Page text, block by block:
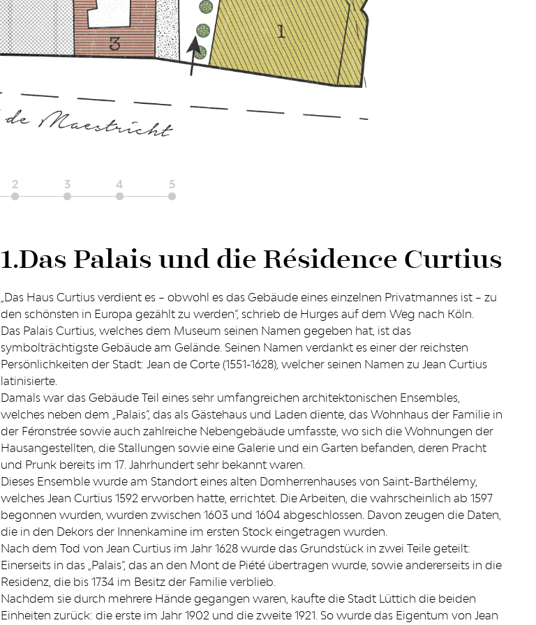
1.Das Palais und die Résidence Curtius
„Das Haus Curtius verdient es – obwohl es das Gebäude eines einzelnen Privatmannes ist – zu
den schönsten in Europa gezählt zu werden“, schrieb de Hurges auf dem Weg nach Köln.
Das Palais Curtius, welches dem Museum seinen Namen gegeben hat, ist das
symbolträchtigste Gebäude am Gelände. Seinen Namen verdankt es einer der reichsten
Persönlichkeiten der Stadt: Jean de Corte (1551-1628), welcher seinen Namen zu Jean Curtius
latinisierte.
Damals war das Gebäude Teil eines sehr umfangreichen architektonischen Ensembles,
welches neben dem „Palais“, das als Gästehaus und Laden diente, das Wohnhaus der Familie in
der Féronstrée sowie auch zahlreiche Nebengebäude umfasste, wo sich die Wohnungen der
Hausangestellten, die Stallungen sowie eine Galerie und ein Garten befanden, deren Pracht
und Prunk bereits im 17. Jahrhundert sehr bekannt waren.
Dieses Ensemble wurde am Standort eines alten Domherrenhauses von Saint-Barthélemy,
welches Jean Curtius 1592 erworben hatte, errichtet. Die Arbeiten, die wahrscheinlich ab 1597
begonnen wurden, wurden zwischen 1603 und 1604 abgeschlossen. Davon zeugen die Daten,
die in den Dekors der Innenkamine im ersten Stock eingetragen wurden.
Nach dem Tod von Jean Curtius im Jahr 1628 wurde das Grundstück in zwei Teile geteilt:
Einerseits in das „Palais“, das an den Mont de Piété übertragen wurde, sowie andererseits in die
Residenz, die bis 1734 im Besitz der Familie verblieb.
Nachdem sie durch mehrere Hände gegangen waren, kaufte die Stadt Lüttich die beiden
Einheiten zurück: die erste im Jahr 1902 und die zweite 1921. So wurde das Eigentum von Jean